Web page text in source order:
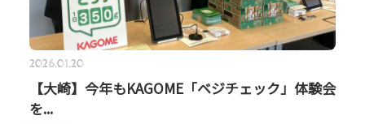
2026.01.20
【大崎】今年もKAGOME「ベジチェック」体験会
を...